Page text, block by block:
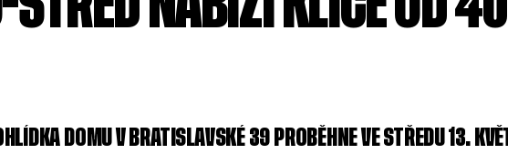
DOMU V BRATISLAVSKÉ 39 PROBĚHNE VE STŘEDU 13.